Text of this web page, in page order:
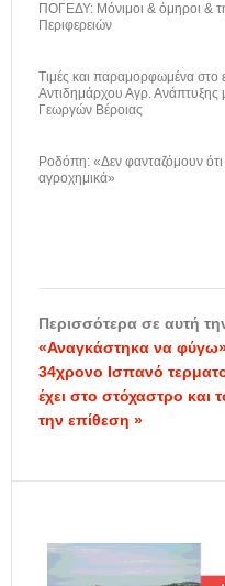
ΠΟΓΕΔΥ: Μόνιμοι & όμηροι &
Περιφερειών
Τιμές και παραμορφωμένα στο
Αντιδημάρχου Αγρ. Ανάπτυξης
Γεωργών Βέροιας
Ροδόπη: «Δεν φανταζόμουν
αγροχημικά»
Περισσότερα σε αυτή
«Αναγκάστηκα να φύγω»
34χρονο Ισπανό
έχει στο στόχαστρο
την επίθεση »